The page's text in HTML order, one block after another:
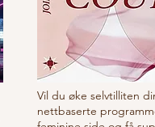
Vil du øke selvtilliten
nettbaserte